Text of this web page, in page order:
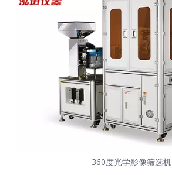
360度光学影像筛选机